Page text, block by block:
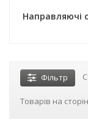
Направляючі
Фільтр
Товарів на